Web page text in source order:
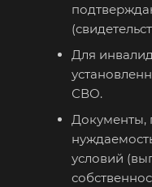
Для
СВО.
условий